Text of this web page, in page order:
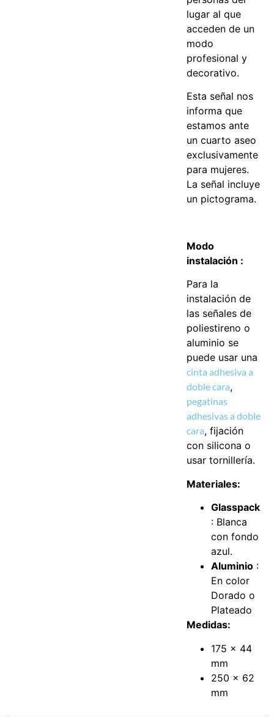
lugar al que
acceden de un
modo
profesional y
decorativo.
Esta señal nos
informa que
estamos ante
un cuarto aseo
exclusivamente
para mujeres.
La señal incluye
un pictograma.
Modo
instalación :
Para la
instalación de
las señales de
poliestireno o
aluminio se
puede usar una
cinta adhesiva a
doble cara,
pegatinas
adhesivas a doble
cara, fijación
con silicona o
usar tornillería.
Materiales:
Glasspack
: Blanca
con fondo
azul.
Aluminio :
En color
Dorado o
Plateado
Medidas:
175 x 44
mm
250 x 62
mm